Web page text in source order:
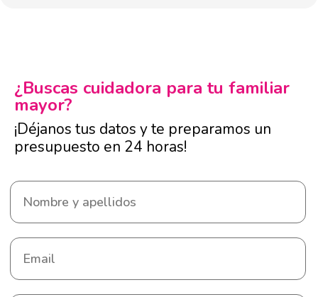
¿Buscas cuidadora para tu familiar
mayor?
¡Déjanos tus datos y te preparamos un
presupuesto en 24 horas!